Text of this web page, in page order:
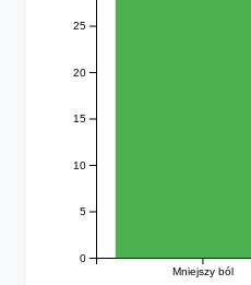
Mniejszy ból
0
5
10
15
20
25